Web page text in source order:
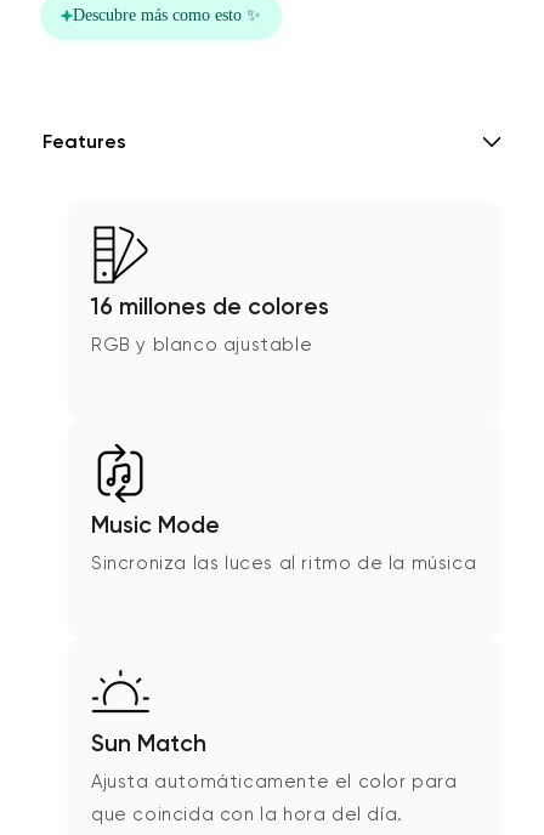
Features
16 millones de colores
RGB y blanco ajustable
Music Mode
Sincroniza las luces al ritmo de la música
Sun Match
Ajusta automáticamente el color para
que coincida con la hora del día.